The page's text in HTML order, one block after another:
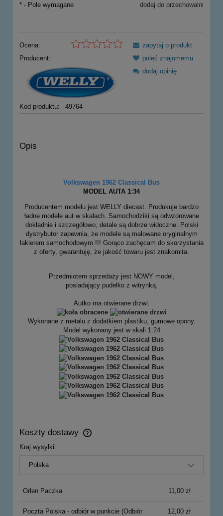
dodaj do przechowalni
* - Pole wymagane
Ocena:
Producent:
Kod produktu: 49764
zapytaj o produkt
poleć znajomemu
dodaj opinię
Opis
Volkswagen 1962 Classical Bus
MODEL AUTA 1:34
Producentem modelu jest WELLY diecast. Produkuje bardzo
ładne modele aut w skalach. Samochodziki są odwzorowane
dokładnie i szczegółowo, detale są dobrze widoczne. Polski
dystrybutor zapewnia, że modele są malowane oryginalnym
lakierem samochodowym !!! Gorąco zachęcam do skorzystania
z oferty, gwarantuję, że jakość towaru jest znakomita.
Przedmiotem sprzedaży jest NOWY model,
posiadający pudełko z witrynką.
Autko ma otwierane drzwi.
Wykonane z metalu z dodatkiem plastiku, gumowe opony.
Model wykonany jest w skali 1:24
Koszty dostawy
Cena nie zawiera ewentualnych kosztów płatności
Kraj wysyłki:
Orlen Paczka 11,00 zł
Poczta Polska - odbiór w punkcie(Odbiór
12,00 zł